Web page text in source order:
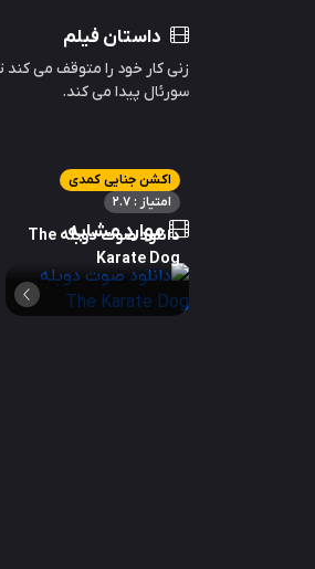
داستان فیلم
زنی کار خود را متوقف می کند
سورئال پیدا می کند.
موارد مشابه
اکشن جنایی کمدی
امتیاز : 2.7
دانلود صوت دوبله The
Karate Dog